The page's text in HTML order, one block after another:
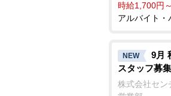
時給1,700円
アルバイト
NEW
9月
スタッフ募
株式会社セン